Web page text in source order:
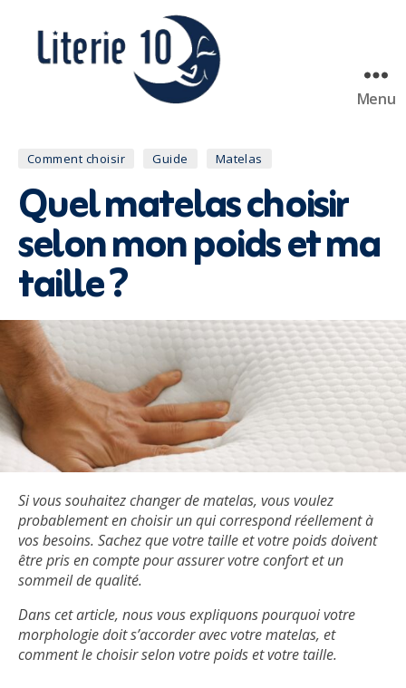
Menu
Catégories
Comment choisir Guide Matelas
Quel matelas choisir
selon mon poids et ma
taille ?
Si vous souhaitez changer de matelas, vous voulez
probablement en choisir un qui correspond réellement à
vos besoins. Sachez que votre taille et votre poids doivent
être pris en compte pour assurer votre confort et un
sommeil de qualité.
Dans cet article, nous vous expliquons pourquoi votre
morphologie doit s’accorder avec votre matelas, et
comment le choisir selon votre poids et votre taille.